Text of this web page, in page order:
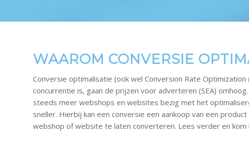
WAAROM CONVERSIE
Conversie optimalisatie (ook wel Conversion Rate
concurrentie is, gaan de prijzen voor adverteren (SEA)
steeds meer webshops en websites bezig met het
sneller. Hierbij kan een conversie een aankoop van een
webshop of website te laten converteren. Lees verder en